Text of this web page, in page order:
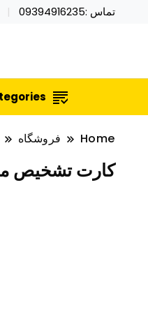
تماس :09394916235
نایکر توی
خرید محصولات خاص
Home فروشگاه
کارت تشخیص